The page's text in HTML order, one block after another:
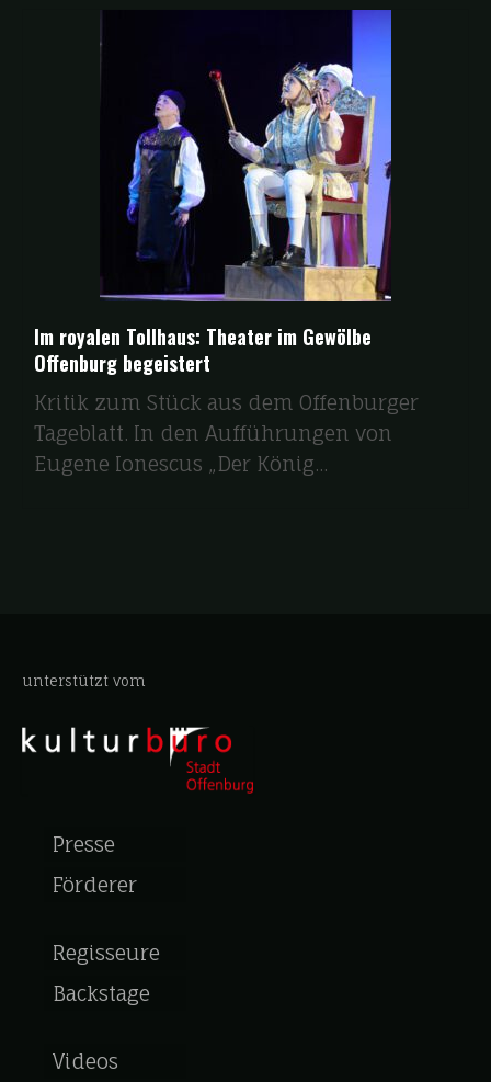
Im royalen Tollhaus: Theater im Gewölbe
Offenburg begeistert
Kritik zum Stück aus dem Offenburger
Tageblatt. In den Aufführungen von
Eugene Ionescus „Der König...
unterstützt vom
Presse
Förderer
Regisseure
Backstage
Videos